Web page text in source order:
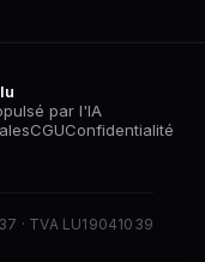
par l'IA
CGUConfidentialité
· TVA LU19041039